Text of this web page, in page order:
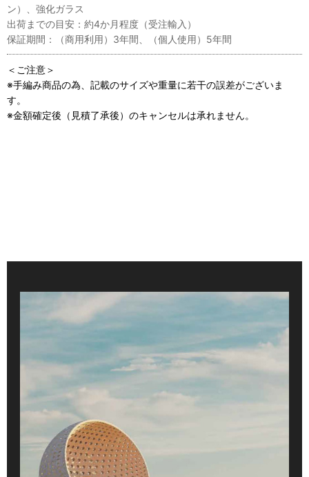
ン）、強化ガラス
出荷までの目安：約4か月程度（受注輸入）
保証期間：（商用利用）3年間、（個人使用）5年間
＜ご注意＞
※手編み商品の為、記載のサイズや重量に若干の誤差がございま
す。
※金額確定後（見積了承後）のキャンセルは承れません。